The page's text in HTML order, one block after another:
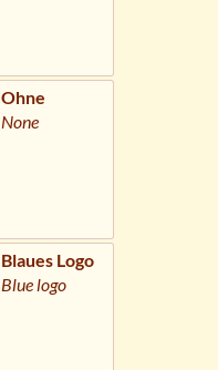
Ohne
None
Blaues Logo
Blue logo